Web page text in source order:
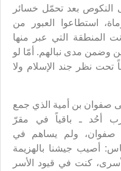
النكوص بعد تحمّل خسائر
استطاعوا العبور من
المنطقة التي عبر منها
وضمن مدى نبالهم. أمّا لو
تحت نظر جند الإسلام ولا
صفوان بن أمية الذي جمع
أحُد ـ باقياً في مقرّ
صفوان، ولم يساهم في
أصيب جيشنا بالهزيمة
كنت في قيود الأسر